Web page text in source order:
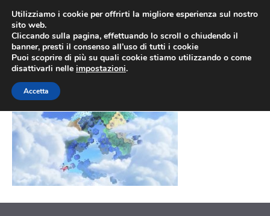
contenuto
Sonic Wii U 3DS
Utilizziamo i cookie per offrirti la migliore esperienza sul nostro
sito web.
Cliccando sulla pagina, effettuando lo scroll o chiudendo il
banner, presti il consenso all’uso di tutti i cookie
Puoi scoprire di più su quali cookie stiamo utilizzando o come
disattivarli nelle impostazioni.
Accetta